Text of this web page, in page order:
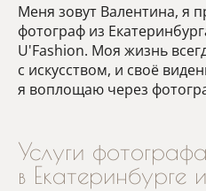
Меня зовут Валентина, я
фотограф из
U'Fashion. Моя жизнь
с искусством, и своё
я воплощаю через
Услуги фотографа
в Екатеринбурге